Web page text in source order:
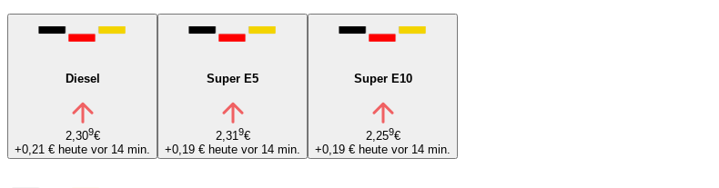
Diesel
2,309€
+0,21 € heute vor 14 min.
Super E5
2,319€
+0,19 € heute vor 14 min.
Super E10
2,259€
+0,19 € heute vor 14 min.